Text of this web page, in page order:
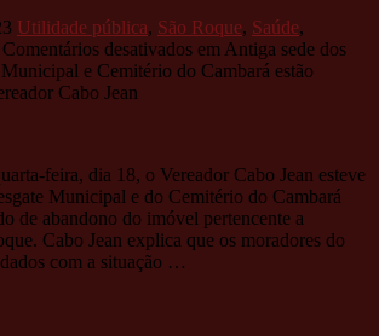
Utilidade pública, São Roque, Saúde,
Comentários desativados em Antiga sede dos
e Cemitério do Cambará estão
Cabo Jean
feira, dia 18, o Vereador Cabo Jean esteve
Municipal e do Cemitério do Cambará
de abandono do imóvel pertencente a
Cabo Jean explica que os moradores do
com a situação …